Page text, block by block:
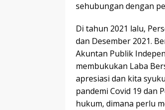
sehubungan dengan
Di tahun 2021 lalu,
dan Desember 2021.
Akuntan Publik
membukukan Laba
apresiasi dan kita
pandemi Covid 19 dan
hukum, dimana perlu